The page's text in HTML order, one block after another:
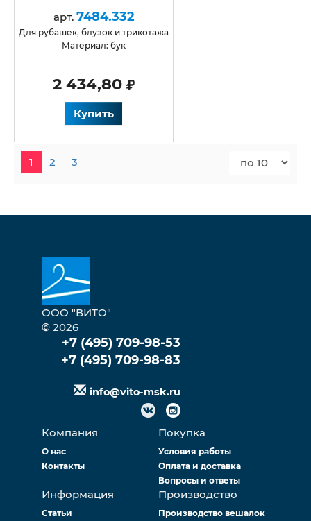
арт. 7484.332
для рубашек, блузок и трикотажа
Материал: бук
2 434,80
Купить
1 2 3
ООО "ВИТО"
© 2026
Компания
О нас
Контакты
Покупка
Условия работы
Оплата и доставка
Вопросы и ответы
Информация
Статьи
Производство
Производство вешалок
+7 (495) 709-98-53
+7 (495) 709-98-83
info@vito-msk.ru